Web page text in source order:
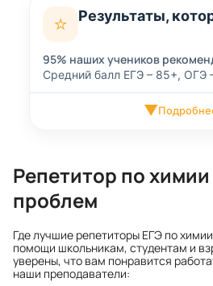
⭐ Результаты,
95% наших учеников
Средний балл ЕГЭ – 85+, ОГЭ
▼
Репетитор по химии
проблем
Где лучшие репетиторы ЕГЭ по
помощи школьникам, студентам и
уверены, что вам понравится
наши преподаватели: